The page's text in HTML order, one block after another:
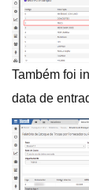
Também foi
data de